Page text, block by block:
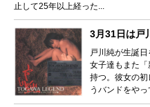
止して25年以上経った...
3月31日は戸
戸川純が生誕
女子達もまた
持つ。彼女の
うバンドをやっ